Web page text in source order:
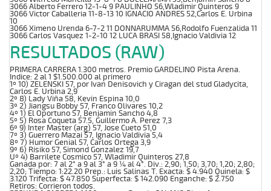
3066 Alberto Ferrero 12-1-4 9 PAULINHO 56,Wladimir Quinteros 9
3066 Victor Caballeria 11-8-13 10 IGNACIO ANDRES 52,Carlos E. Urbina
10
3066 Ximeno Urenda 6-7-2 11 DONNARUMMA 56,Rodolfo Fuenzalida 11
3066 Carlos Vasquez 1-2-10 12 LUCA BRASI 58,Ignacio Valdivia 12
RESULTADOS (RAW)
PRIMERA CARRERA 1.300 metros. Premio GARDELINO Pista Arena.
Indice: 2 al 1 $1.500.000 al primero
1º 10) ZELENSKI 57, por Ivan Denisovich y Ciragan del stud Gladycita,
Carlos E. Urbina 2,9
2º 8) Lady Viña 58, Kevin Espina 10,0
3º 2) Jiangsu Bobby 57, Franco Olivares 10,2
4º 1) El Oportuno 57, Benjamin Sancho 4,8
5º 5) Rosa Coqueta 57.5, Guillermo A. Perez 7,3
6º 9) Inter Master (arg) 57, Jose Cueto 51,0
7º 3) Guerrero Mazai 57, Ignacio Valdivia 5,4
8º 7) Humor Genial 57, Carlos Ortega 3,9
9º 6) Risiko 57, Simond Gonzalez 19,7
Uº 4) Barrilete Cosmico 57, Wladimir Quinteros 27,8
Ganada por: 7 al 2° a 9 al 3° a 9 ¼ al 4°. Div.: 2,90; 1,50; 3,70; 1,20; 2,80;
2,20; Tiempo: 1:22.20 Prep.: Luis Salinas T. Exacta: $ 4.940 Quinela: $
3.120 Trifecta: $ 47.850 Superfecta: $ 142.090 Enganche: $ 2.750
Retiros: Corrieron todos.